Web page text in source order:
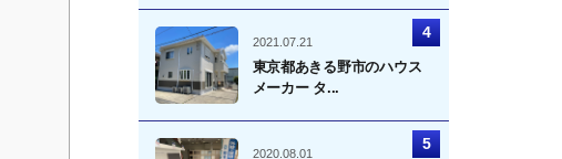
2021.07.21
東京都あきる野市のハウス
メーカー タ...
2020.08.01